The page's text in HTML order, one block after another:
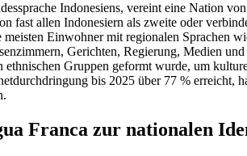
Indonesiens, vereint eine Nation
fast allen Indonesiern als zweite oder
Einwohner mit regionalen Sprachen
Gerichten, Regierung, Medien
Gruppen geformt wurde, um
bis 2025 über 77 % erreicht,
Franca zur nationalen